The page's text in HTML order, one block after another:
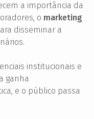
a importância da
o marketing
disseminar a
institucionais e
ganha
e o público passa